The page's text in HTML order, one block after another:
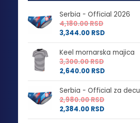
Serbia - Official 2026
4,180.00RSD
3,344.00 RSD
Keel mornarska majica
3,300.00RSD
2,640.00 RSD
Serbia - Official za decu
2,980.00RSD
2,384.00 RSD